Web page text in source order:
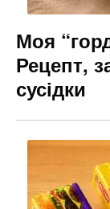
Моя
Рецепт,
сусідки